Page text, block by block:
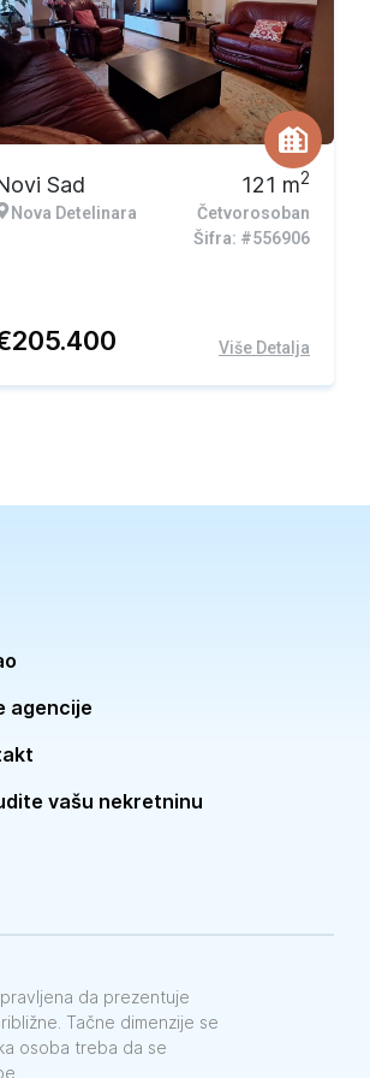
Ekskluzivna ponuda
Sad
Nova Detelinara
121 m2
Četvorosoban
Šifra: #556906
205.400 Više Detalja
agencije
vašu nekretninu
da prezentuje
Tačne dimenzije se
osoba treba da se